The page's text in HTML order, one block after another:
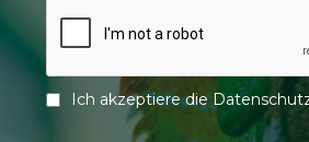
Ich akzeptiere die